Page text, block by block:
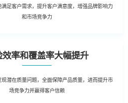
足客户需求，提升客户满意度，增强品牌影响力
和市场竞争力
效率和覆盖率大幅提升
潜在质量问题，全面保障产品质量，进而提升市
场竞争力并赢得客户信赖